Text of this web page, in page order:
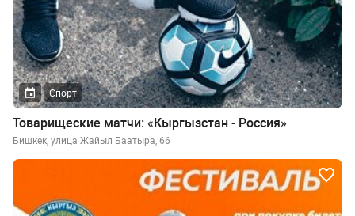
Спорт
Товарищеские матчи: «Кыргызстан - Россия»
Бишкек, улица Жайыл Баатыра, 66